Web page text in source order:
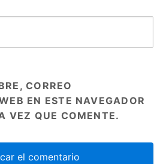
CORREO
EN ESTE NAVEGADOR
VEZ QUE COMENTE.